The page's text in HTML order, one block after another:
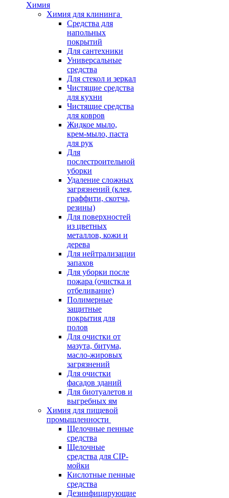
Химия
Химия для клининга
Средства для
напольных
покрытий
Для сантехники
Универсальные
средства
Для стекол и зеркал
Чистящие средства
для кухни
Чистящие средства
для ковров
Жидкое мыло,
крем-мыло, паста
для рук
Для
послестроительной
уборки
Удаление сложных
загрязнений (клея,
граффити, скотча,
резины)
Для поверхностей
из цветных
металлов, кожи и
дерева
Для нейтрализации
запахов
Для уборки после
пожара (очистка и
отбеливание)
Полимерные
защитные
покрытия для
полов
Для очистки от
мазута, битума,
масло-жировых
загрязнений
Для очистки
фасадов зданий
Для биотуалетов и
выгребных ям
Химия для пищевой
промышленности
Щелочные пенные
средства
Щелочные
средства для CIP-
мойки
Кислотные пенные
средства
Дезинфицирующие